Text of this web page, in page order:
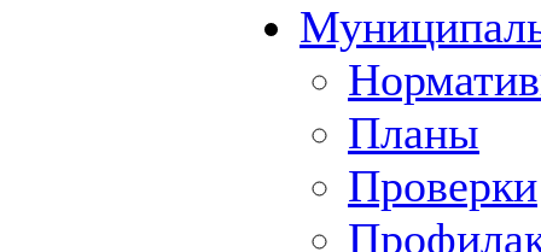
Планы
Проверки